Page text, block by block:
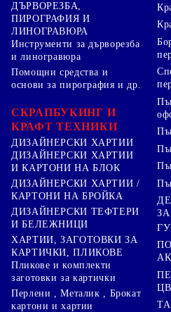
ДЪРВОРЕЗБА,
ПИРОГРАФИЯ И
ЛИНОГРАВЮРА
Инструменти за дърворезба
и линогравюра
Помощни средства и
основи за пирография и др.
СКРАПБУКИНГ И
КРАФТ ТЕХНИКИ
ДИЗАЙНЕРСКИ ХАРТИИ
ДИЗАЙНЕРСКИ ХАРТИИ
И КАРТОНИ НА БЛОК
ДИЗАЙНЕРСКИ ХАРТИИ /
КАРТОНИ НА БРОЙКА
ДИЗАЙНЕРСКИ ТЕФТЕРИ
И БЕЛЕЖНИЦИ
ХАРТИИ, ЗАГОТОВКИ ЗА
КАРТИЧКИ, ПЛИКОВЕ
Пликове и комплекти
заготовки за картички
Перлени , Металик , Брокат
картони и хартии